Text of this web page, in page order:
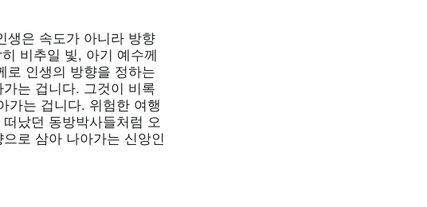
생은 속도가 아니라 방향
비추일 빛, 아기 예수께
로 인생의 방향을 정하는
는 겁니다. 그것이 비록
가는 겁니다. 위험한 여행
났던 동방박사들처럼 오
로 삼아 나아가는 신앙인